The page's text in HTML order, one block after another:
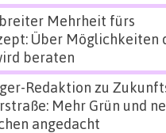
Mehrheit fürs
Über Möglichkeiten
beraten
Redaktion zu
Mehr Grün und
angedacht